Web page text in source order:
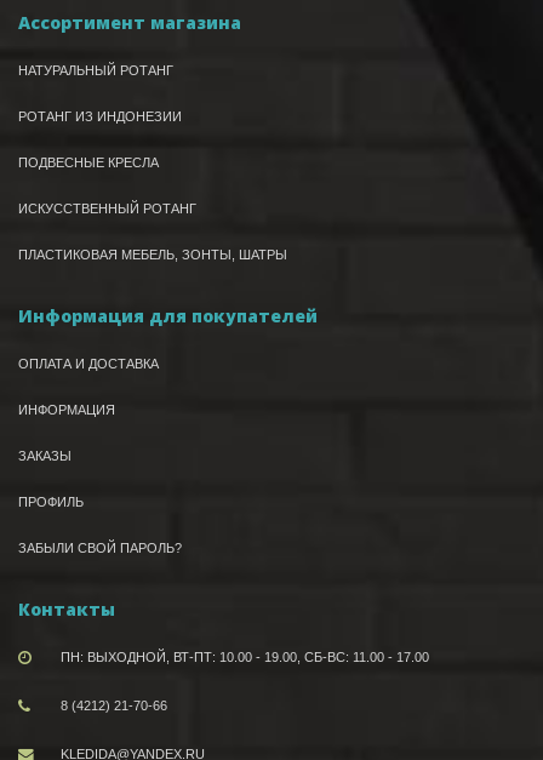
Ассортимент магазина
НАТУРАЛЬНЫЙ РОТАНГ
РОТАНГ ИЗ ИНДОНЕЗИИ
ПОДВЕСНЫЕ КРЕСЛА
ИСКУССТВЕННЫЙ РОТАНГ
ПЛАСТИКОВАЯ МЕБЕЛЬ, ЗОНТЫ, ШАТРЫ
Информация для покупателей
ОПЛАТА И ДОСТАВКА
ИНФОРМАЦИЯ
ЗАКАЗЫ
ПРОФИЛЬ
ЗАБЫЛИ СВОЙ ПАРОЛЬ?
Контакты
ПН: ВЫХОДНОЙ, ВТ-ПТ: 10.00 - 19.00, СБ-ВС: 11.00 - 17.00
8 (4212) 21-70-66
KLEDIDA@YANDEX.RU